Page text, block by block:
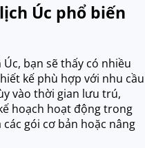
Úc phổ biến
bạn sẽ thấy có nhiều
kế phù hợp với nhu cầu
vào thời gian lưu trú,
hoạch hoạt động trong
gói cơ bản hoặc nâng